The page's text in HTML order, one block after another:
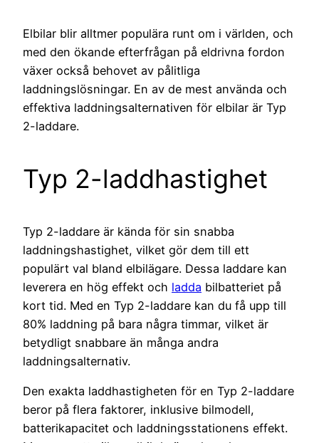
Elbilar blir alltmer populära runt om i världen, och
med den ökande efterfrågan på eldrivna fordon
växer också behovet av pålitliga
laddningslösningar. En av de mest använda och
effektiva laddningsalternativen för elbilar är Typ
2-laddare.
Typ 2-laddhastighet
Typ 2-laddare är kända för sin snabba
laddningshastighet, vilket gör dem till ett
populärt val bland elbilägare. Dessa laddare kan
leverera en hög effekt och ladda bilbatteriet på
kort tid. Med en Typ 2-laddare kan du få upp till
80% laddning på bara några timmar, vilket är
betydligt snabbare än många andra
laddningsalternativ.
Den exakta laddhastigheten för en Typ 2-laddare
beror på flera faktorer, inklusive bilmodell,
batterikapacitet och laddningsstationens effekt.